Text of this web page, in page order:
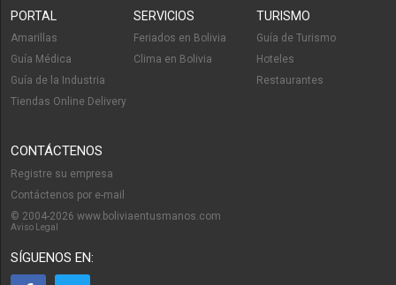
PORTAL
Amarillas
Guía Médica
Guía de la Industria
Tiendas Online Delivery
SERVICIOS
Feriados en Bolivia
Clima en Bolivia
TURISMO
Guía de Turismo
Hoteles
Restaurantes
CONTÁCTENOS
Registre su empresa
Contáctenos por e-mail
© 2004-2026 www.boliviaentusmanos.com
Aviso Legal
SÍGUENOS EN: